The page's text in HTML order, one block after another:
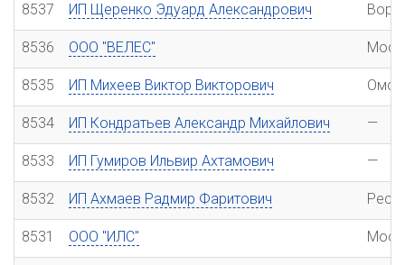
8537 ИП Щеренко Эдуард Александрович
8536 ООО "ВЕЛЕС"
8535 ИП Михеев Виктор Викторович
8534 ИП Кондратьев Александр Михайлович —
8533 ИП Гумиров Ильвир Ахтамович —
8532 ИП Ахмаев Радмир Фаритович
8531 ООО "ИЛС"